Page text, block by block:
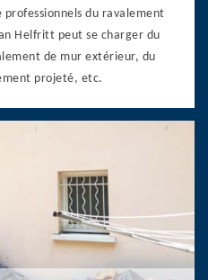
professionnels du ravalement
Helfritt peut se charger du
de mur extérieur, du
projeté, etc.